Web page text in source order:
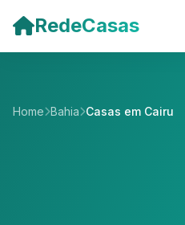
RedeCasas
Home Bahia Casas em Cairu